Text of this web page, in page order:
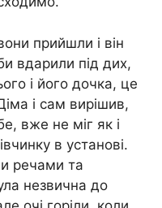
прийшли і він
вдарили під дих,
і його дочка, це
і сам вирішив,
вже не міг як і
в установі.
речами та
незвична до